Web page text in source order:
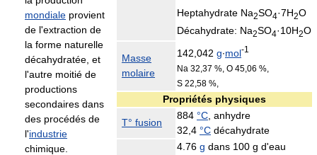
Heptahydrate Na2SO4·7H2O
Décahydrate: Na2SO4·10H2O
Masse
molaire
142,042 g∙mol-1
Na 32,37 %, O 45,06 %,
S 22,58 %,
Propriétés physiques
T° fusion
884 °C , anhydre
32,4 °C décahydrate
4.76 g dans 100 g d'eau
mondiale provient
de l'extraction de
la forme naturelle
décahydratée, et
l'autre moitié de
productions
secondaires dans
des procédés de
l'industrie
chimique.